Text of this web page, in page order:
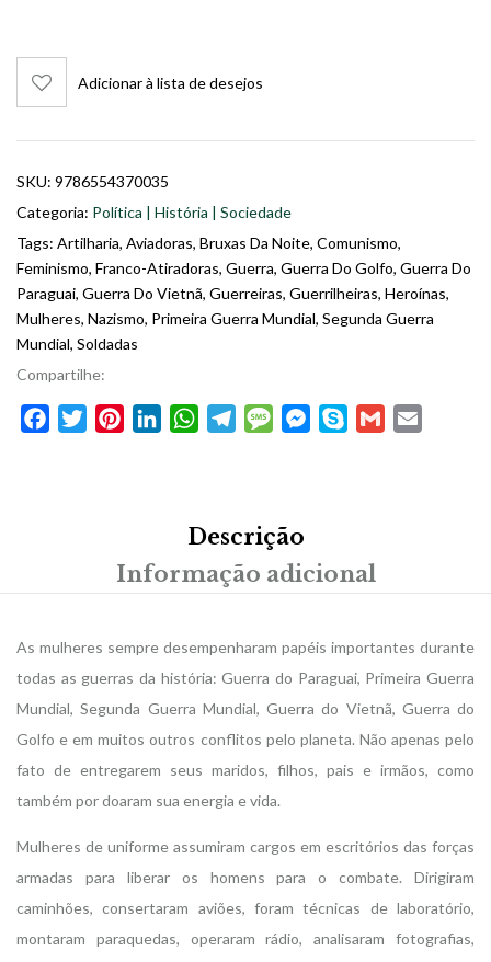
Adicionar à lista de desejos
SKU: 9786554370035
Categoria: Política | História | Sociedade
Tags: Artilharia, Aviadoras, Bruxas Da Noite, Comunismo,
Feminismo, Franco-Atiradoras, Guerra, Guerra Do Golfo, Guerra Do
Paraguai, Guerra Do Vietnã, Guerreiras, Guerrilheiras, Heroínas,
Mulheres, Nazismo, Primeira Guerra Mundial, Segunda Guerra
Mundial, Soldadas
Compartilhe:
FacebookTwitterPinterestLinkedInWhatsAppTelegramMessageMessenger
Skype Gmail
Descrição
Informação adicional
As mulheres sempre desempenharam papéis importantes durante
todas as guerras da história: Guerra do Paraguai, Primeira Guerra
Mundial, Segunda Guerra Mundial, Guerra do Vietnã, Guerra do
Golfo e em muitos outros conflitos pelo planeta. Não apenas pelo
fato de entregarem seus maridos, filhos, pais e irmãos, como
também por doaram sua energia e vida.
Mulheres de uniforme assumiram cargos em escritórios das forças
armadas para liberar os homens para o combate. Dirigiram
caminhões, consertaram aviões, foram técnicas de laboratório,
montaram paraquedas, operaram rádio, analisaram fotografias,